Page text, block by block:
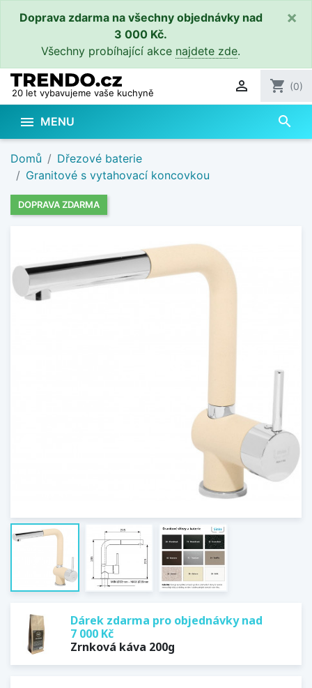
Doprava zdarma na všechny objednávky nad
3 000 Kč.
Všechny probíhající akce najdete zde.
×
20 let vybavujeme vaše kuchyně  shopping_cart (0)
 MENU search
Domů
Dřezové baterie
Granitové s vytahovací koncovkou
DOPRAVA ZDARMA
Dárek zdarma pro objednávky nad
7 000 Kč
Zrnková káva 200g